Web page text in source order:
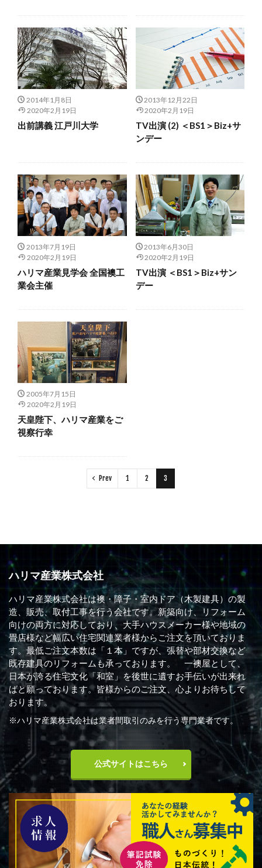
2014年1月8日
2020年2月19日
出前講義 江戸川大学
2013年12月22日
2020年2月19日
TV出演 (2) ＜BS1＞Biz+サ
ンデー
2013年7月19日
2020年2月19日
ハリマ産業見学会 全国襖工
業会主催
2013年6月30日
2020年2月19日
TV出演 ＜BS1＞Biz+サン
デー
2005年7月15日
2020年2月19日
天皇陛下、ハリマ産業をご
視察行幸
Prev 1 2 3
ハリマ産業株式会社
ハリマ産業株式会社は襖・障子・室内ドア（木製建具）の製
造、販売、取付工事を行う会社です。新築向け、リフォーム
向けの両方に対応しており、大手ハウスメーカー様や地域の
畳店様など幅広い住宅関連業者様からご注文を頂いておりま
す。最低ご注文本数は「１本」ですが、張替や部材交換など
既存建具のリフォームも承っております。 一襖屋として、
日本が誇る住宅文化「和室」を後世に遺すお手伝いが出来れ
ばと願っております。皆様からのご注文、心よりお待ちして
おります。
※ハリマ産業株式会社は業者間取引のみを行う専門業者です。
公式サイトはこちら